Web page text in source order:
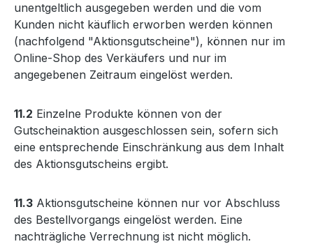
unentgeltlich ausgegeben werden und die vom
Kunden nicht käuflich erworben werden können
(nachfolgend "Aktionsgutscheine"), können nur im
Online-Shop des Verkäufers und nur im
angegebenen Zeitraum eingelöst werden.
11.2 Einzelne Produkte können von der
Gutscheinaktion ausgeschlossen sein, sofern sich
eine entsprechende Einschränkung aus dem Inhalt
des Aktionsgutscheins ergibt.
11.3 Aktionsgutscheine können nur vor Abschluss
des Bestellvorgangs eingelöst werden. Eine
nachträgliche Verrechnung ist nicht möglich.